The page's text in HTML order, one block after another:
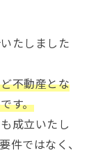
たしました
不動産とな
す。
成立いたし
件ではなく、